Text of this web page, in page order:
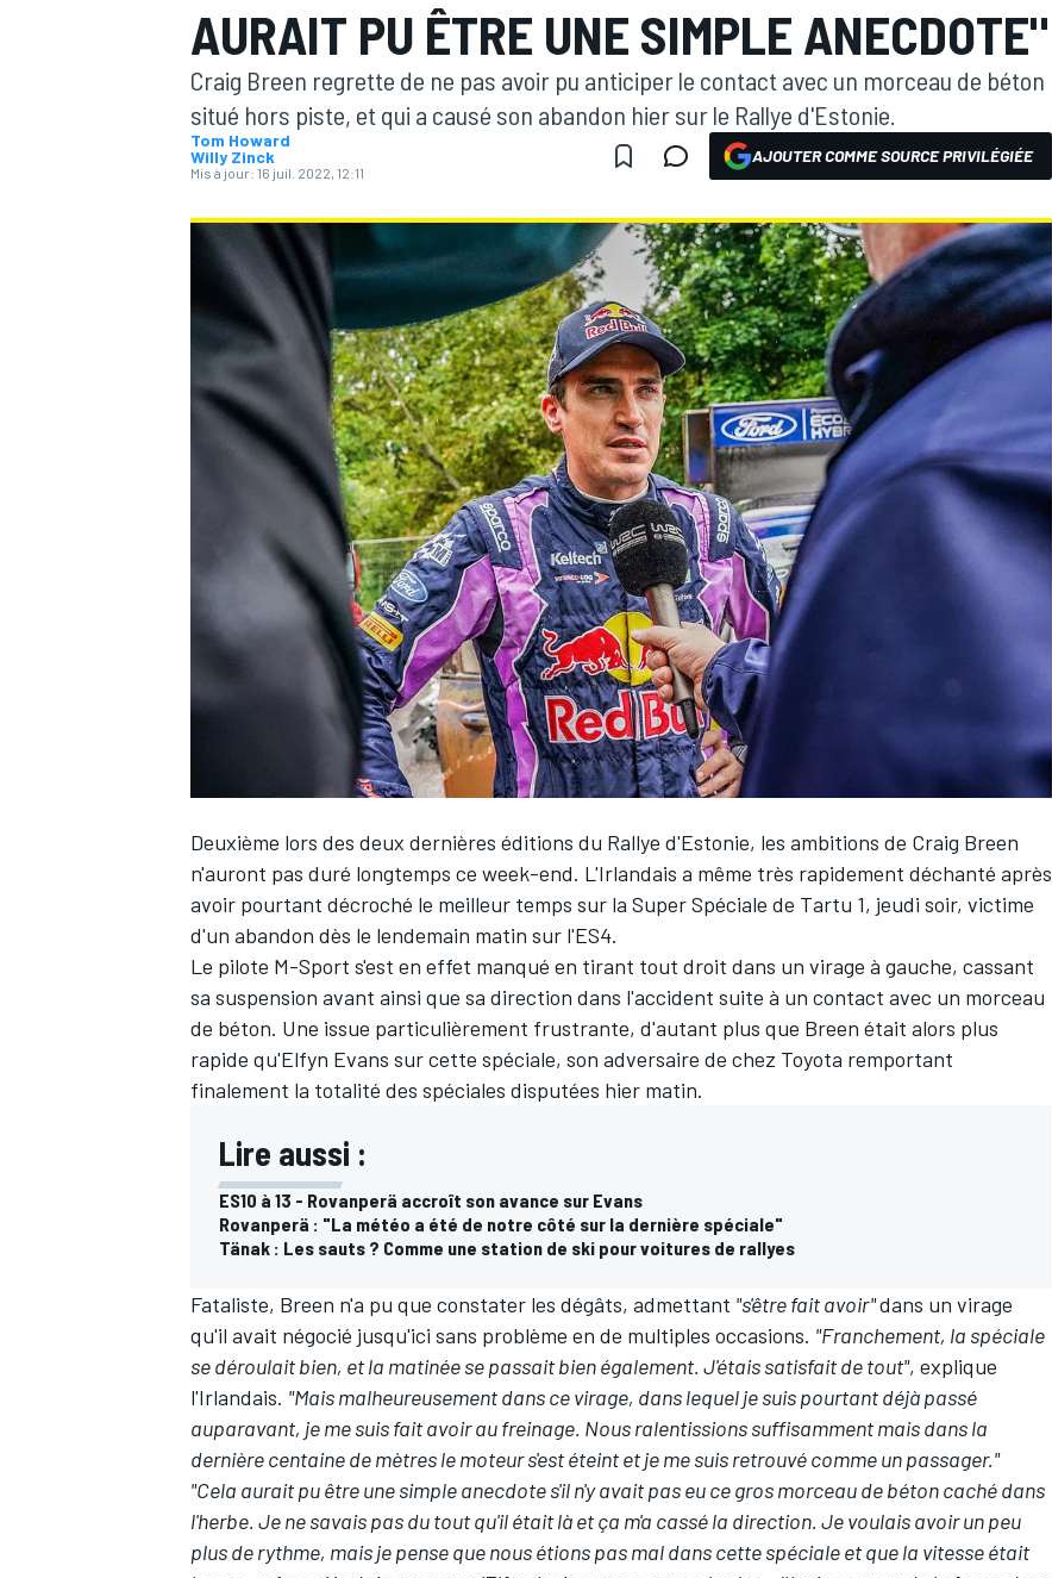
MOTOGP
WEC
AURAIT PU ÊTRE UNE SIMPLE ANECDOTE"
Craig Breen regrette de ne pas avoir pu anticiper le contact avec un morceau de béton
situé hors piste, et qui a causé son abandon hier sur le Rallye d'Estonie.
Tom Howard
Willy Zinck
Mis à jour: 16 juil. 2022, 12:11
AJOUTER COMME SOURCE PRIVILÉGIÉE
Deuxième lors des deux dernières éditions du Rallye d'Estonie, les ambitions de Craig Breen
n'auront pas duré longtemps ce week-end. L'Irlandais a même très rapidement déchanté après
avoir pourtant décroché le meilleur temps sur la Super Spéciale de Tartu 1, jeudi soir, victime
d'un abandon dès le lendemain matin sur l'ES4.
Le pilote M-Sport s'est en effet manqué en tirant tout droit dans un virage à gauche, cassant
sa suspension avant ainsi que sa direction dans l'accident suite à un contact avec un morceau
de béton. Une issue particulièrement frustrante, d'autant plus que Breen était alors plus
rapide qu'Elfyn Evans sur cette spéciale, son adversaire de chez Toyota remportant
finalement la totalité des spéciales disputées hier matin.
Lire aussi :
ES10 à 13 - Rovanperä accroît son avance sur Evans
Rovanperä : "La météo a été de notre côté sur la dernière spéciale"
Tänak : Les sauts ? Comme une station de ski pour voitures de rallyes
Fataliste, Breen n'a pu que constater les dégâts, admettant "s'être fait avoir"dans un virage
qu'il avait négocié jusqu'ici sans problème en de multiples occasions. "Franchement, la spéciale
se déroulait bien, et la matinée se passait bien également. J'étais satisfait de tout", explique
l'Irlandais. "Mais malheureusement dans ce virage, dans lequel je suis pourtant déjà passé
auparavant, je me suis fait avoir au freinage. Nous ralentissions suffisamment mais dans la
dernière centaine de mètres le moteur s'est éteint et je me suis retrouvé comme un passager."
"Cela aurait pu être une simple anecdote s'il n'y avait pas eu ce gros morceau de béton caché dans
l'herbe. Je ne savais pas du tout qu'il était là et ça m'a cassé la direction. Je voulais avoir un peu
plus de rythme, mais je pense que nous étions pas mal dans cette spéciale et que la vitesse était